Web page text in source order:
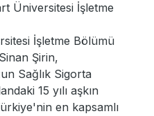
Üniversitesi İşletme
İşletme Bölümü
Şirin,
Sağlık Sigorta
15 yılı aşkın
en kapsamlı